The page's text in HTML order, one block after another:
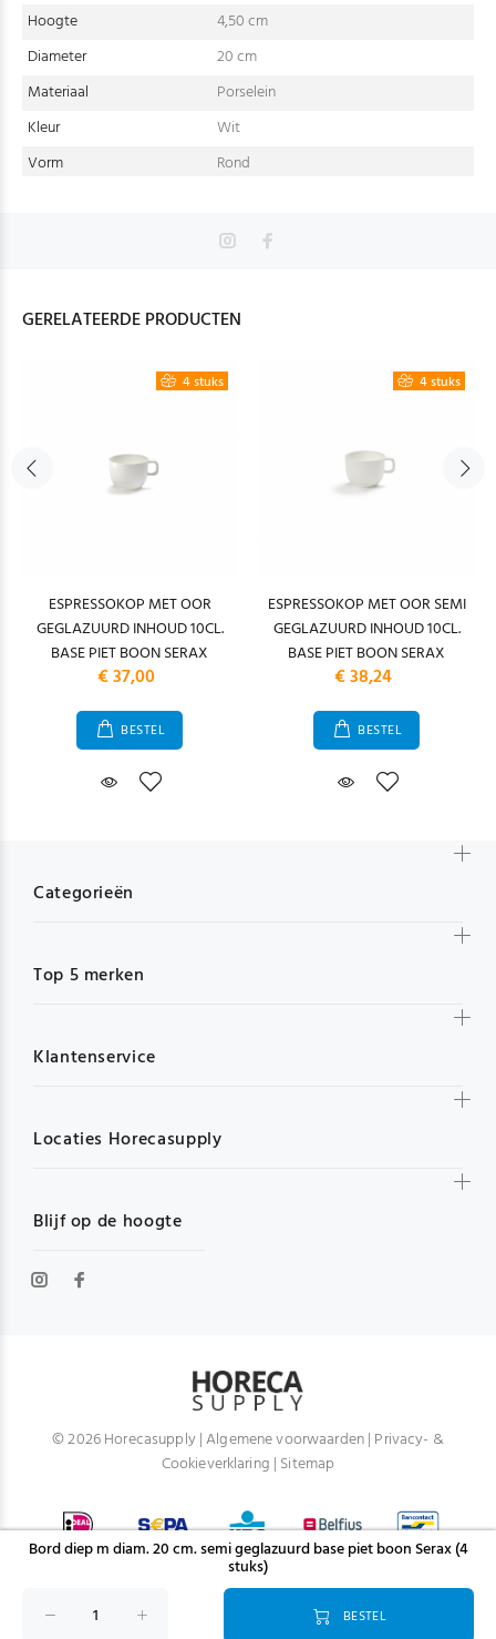
Hoogte
4,50 cm
Diameter
20 cm
Materiaal
Porselein
Kleur
Wit
Vorm
Rond
GERELATEERDE PRODUCTEN
4 stuks
ESPRESSOKOP MET OOR
GEGLAZUURD INHOUD 10CL.
BASE PIET BOON SERAX
€ 37,00
BESTEL
4 stuks
ESPRESSOKOP MET OOR SEMI
GEGLAZUURD INHOUD 10CL.
BASE PIET BOON SERAX
€ 38,24
BESTEL
Bord diep m diam. 20 cm. semi geglazuurd base piet boon Serax (4
stuks)
BESTEL
Blijf op de hoogte
Categorieën
Top 5 merken
Klantenservice
Locaties Horecasupply
© 2026 Horecasupply |Algemene voorwaarden| Privacy- &
Cookieverklaring | Sitemap